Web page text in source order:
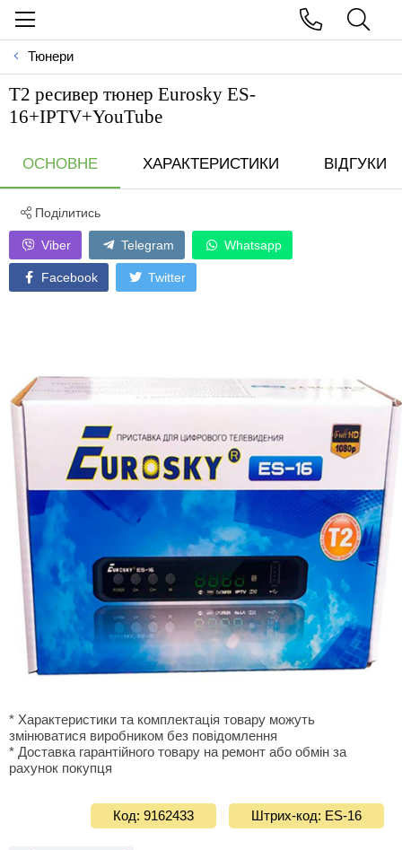
Тюнери
Т2 ресивер тюнер Eurosky ES-
16+IPTV+YouTube
ОСНОВНЕ ХАРАКТЕРИСТИКИ ВІДГУКИ
Поділитись
Viber Telegram Whatsapp
Facebook Twitter
* Характеристики та комплектація товару можуть
змінюватися виробником без повідомлення
* Доставка гарантiйного товару на ремонт або обмiн за
рахунок покупця
Код: 9162433 Штрих-код: ES-16